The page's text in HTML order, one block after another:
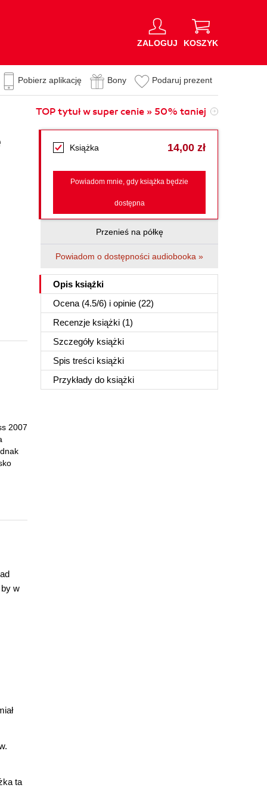
ZALOGUJ KOSZYK
Pobierz aplikację Bony Podaruj prezent
TOP tytuł w super cenie » 50% taniej
Książka 14,00 zł
Powiadom mnie, gdy książka będzie
dostępna
Przenieś na półkę
Powiadom o dostępności audiobooka »
Opis książki
Ocena (4.5/6) i opinie (22)
Recenzje książki (1)
Szczegóły książki
Spis treści książki
Przykłady do książki
2007
w
ta